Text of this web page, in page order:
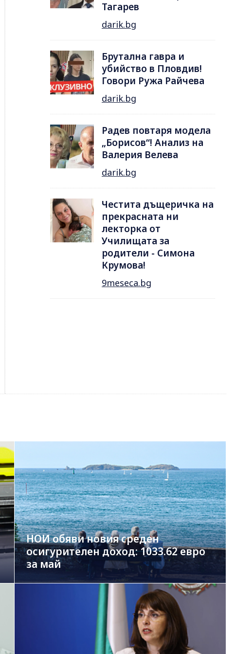
Тагарев
darik.bg
Брутална гавра и
убийство в Пловдив!
Говори Ружа Райчева
darik.bg
Радев повтаря модела
„Борисов“! Анализ на
Валерия Велева
darik.bg
Честита дъщеричка на
прекрасната ни
лекторка от
Училищата за
родители - Симона
Крумова!
9meseca.bg
НОИ обяви новия среден
осигурителен доход: 1033.62 евро
за май